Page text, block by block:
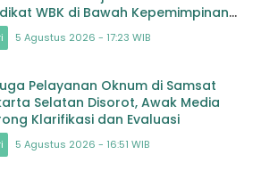
WBK di Bawah Kepemimpinan
Agung Adhitya Prananta
5 Agustus 2026 - 17:23 WIB
Pelayanan Oknum di Samsat
Selatan Disorot, Awak Media
Klarifikasi dan Evaluasi
5 Agustus 2026 - 16:51 WIB